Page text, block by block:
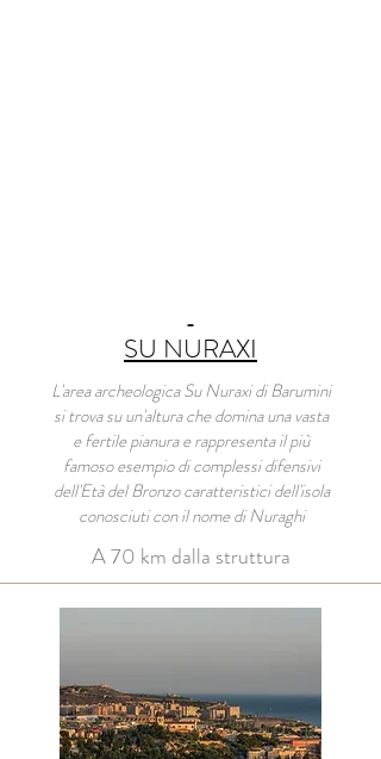
SU NURAXI
L'area archeologica Su Nuraxi di Barumini
si trova su un'altura che domina una vasta
e fertile pianura e rappresenta il più
famoso esempio di complessi difensivi
dell'Età del Bronzo caratteristici dell'isola
conosciuti con il nome di Nuraghi
A 70 km dalla struttura